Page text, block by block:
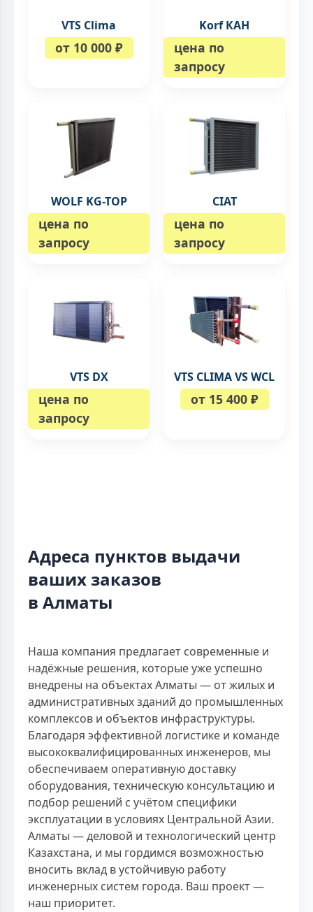
VTS Clima
от 10 000 ₽
Korf КАН
цена по
запросу
WOLF KG-TOP
цена по
запросу
CIAT
цена по
запросу
VTS DX
цена по
запросу
VTS CLIMA VS WCL
от 15 400 ₽
Адреса пунктов выдачи
ваших заказов
в Алматы
Наша компания предлагает современные и
надёжные решения, которые уже успешно
внедрены на объектах Алматы — от жилых и
административных зданий до промышленных
комплексов и объектов инфраструктуры.
Благодаря эффективной логистике и команде
высококвалифицированных инженеров, мы
обеспечиваем оперативную доставку
оборудования, техническую консультацию и
подбор решений с учётом специфики
эксплуатации в условиях Центральной Азии.
Алматы — деловой и технологический центр
Казахстана, и мы гордимся возможностью
вносить вклад в устойчивую работу
инженерных систем города. Ваш проект —
наш приоритет.